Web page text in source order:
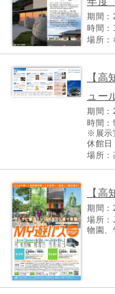
期間
時間
場所
【
ュー
期間
時間
※展示
休館日
場所：
【
期間
場所：
物園、